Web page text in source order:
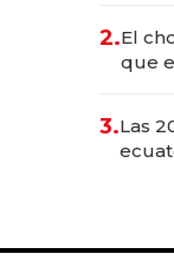
2.El
que
3.Las